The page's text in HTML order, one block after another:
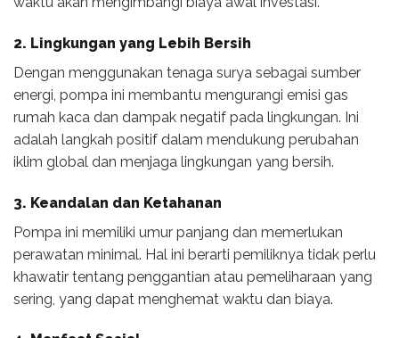
2. Lingkungan yang Lebih Bersih
Dengan menggunakan tenaga surya sebagai sumber
energi, pompa ini membantu mengurangi emisi gas
rumah kaca dan dampak negatif pada lingkungan. Ini
adalah langkah positif dalam mendukung perubahan
iklim global dan menjaga lingkungan yang bersih.
3. Keandalan dan Ketahanan
Pompa ini memiliki umur panjang dan memerlukan
perawatan minimal. Hal ini berarti pemiliknya tidak perlu
khawatir tentang penggantian atau pemeliharaan yang
sering, yang dapat menghemat waktu dan biaya.